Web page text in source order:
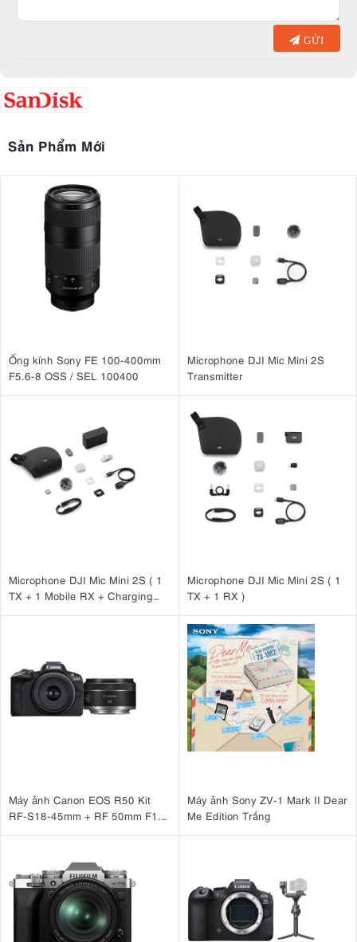
GỬI
Sản Phẩm Mới
Ống kính Sony FE 100-400mm
F5.6-8 OSS / SEL 100400
Microphone DJI Mic Mini 2S
Transmitter
Microphone DJI Mic Mini 2S ( 1
TX + 1 Mobile RX + Charging
Microphone DJI Mic Mini 2S ( 1
TX + 1 RX )
Máy ảnh Canon EOS R50 Kit
RF-S18-45mm + RF 50mm F1.8
Máy ảnh Sony ZV-1 Mark II Dear
Me Edition Trắng